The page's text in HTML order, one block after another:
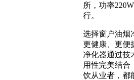
所，功率
行。
选择窗户油烟
更健康、更便
净化器通过技
用性完美结合
饮从业者，都